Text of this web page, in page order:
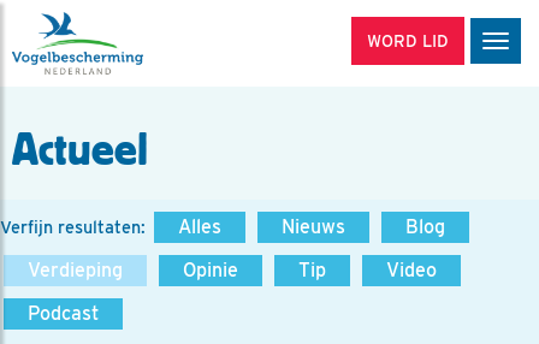
WORD LID
Actueel
Verfijn resultaten: Alles Nieuws
Blog
Verdieping
Opinie Tip
Video
Podcast